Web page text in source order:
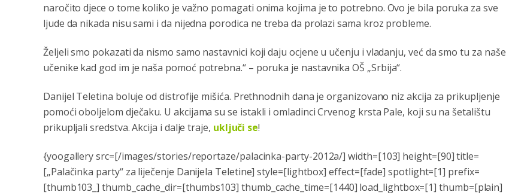
naročito djece o tome koliko je važno pomagati onima kojima je to potrebno. Ovo je bila poruka za sve
ljude da nikada nisu sami i da nijedna porodica ne treba da prolazi sama kroz probleme.
Željeli smo pokazati da nismo samo nastavnici koji daju ocjene u učenju i vladanju, već da smo tu za naše
učenike kad god im je naša pomoć potrebna.“ – poruka je nastavnika OŠ „Srbija“.
Danijel Teletina boluje od distrofije mišića. Prethnodnih dana je organizovano niz akcija za prikupljenje
pomoći oboljelom dječaku. U akcijama su se istakli i omladinci Crvenog krsta Pale, koji su na šetalištu
prikupljali sredstva. Akcija i dalje traje, uključi se!
{yoogallery src=[/images/stories/reportaze/palacinka-party-2012a/] width=[103] height=[90] title=
[„Palačinka party“ za liječenje Danijela Teletine] style=[lightbox] effect=[fade] spotlight=[1] prefix=
[thumb103_] thumb_cache_dir=[thumbs103] thumb_cache_time=[1440] load_lightbox=[1] thumb=[plain]